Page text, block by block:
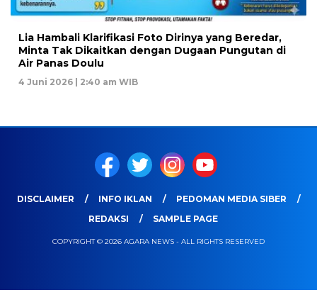
Lia Hambali Klarifikasi Foto Dirinya yang Beredar,
Minta Tak Dikaitkan dengan Dugaan Pungutan di
Air Panas Doulu
4 Juni 2026 | 2:40 am WIB
DISCLAIMER INFO IKLAN
PEDOMAN MEDIA SIBER
REDAKSI
SAMPLE PAGE
COPYRIGHT © 2026 AGARA NEWS - ALL RIGHTS RESERVED